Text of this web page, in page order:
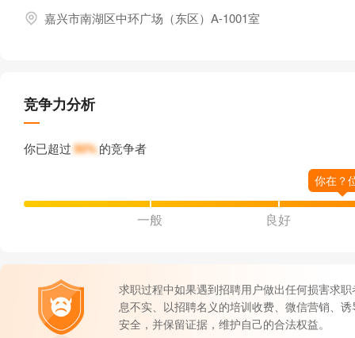
嘉兴市南湖区中环广场（东区）A-1001室
竞争力分析
你已超过50%的竞争者
一般 良好
求职过程中如果遇到招聘用户做出任何损害求
息不实、以招聘名义的培训收费、微信营销、
安全，并保留证据，维护自己的合法权益。